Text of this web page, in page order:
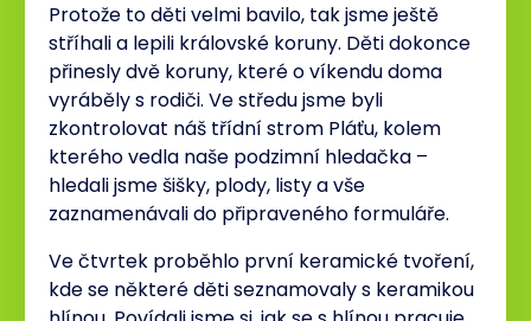
Protože to děti velmi bavilo, tak jsme ještě
stříhali a lepili královské koruny. Děti dokonce
přinesly dvě koruny, které o víkendu doma
vyráběly s rodiči. Ve středu jsme byli
zkontrolovat náš třídní strom Pláťu, kolem
kterého vedla naše podzimní hledačka –
hledali jsme šišky, plody, listy a vše
zaznamenávali do připraveného formuláře.
Ve čtvrtek proběhlo první keramické tvoření,
kde se některé děti seznamovaly s keramikou